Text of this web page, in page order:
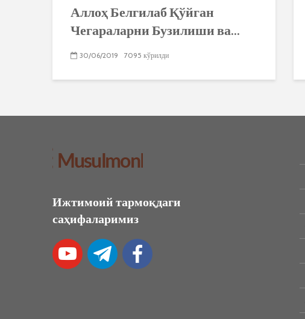
Аллоҳ Белгилаб Қўйган
Чегараларни Бузилиши ва...
30/06/2019 7095 кўрилди
Ижтимоий тармоқдаги
саҳифаларимиз